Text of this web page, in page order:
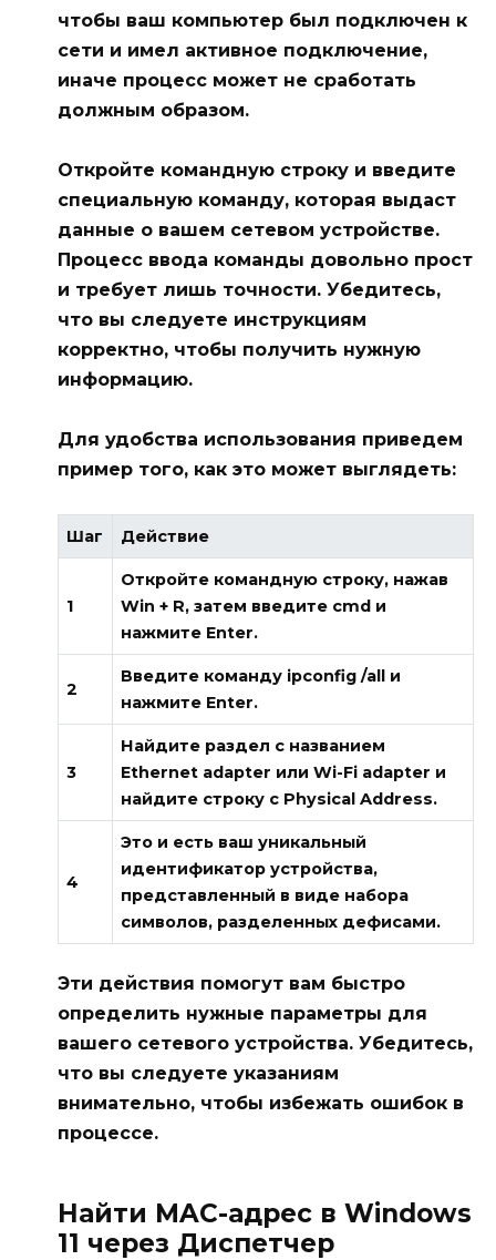
чтобы ваш компьютер был подключен к
сети и имел активное подключение,
иначе процесс может не сработать
должным образом.
Откройте командную строку и введите
специальную команду, которая выдаст
данные о вашем сетевом устройстве.
Процесс ввода команды довольно прост
и требует лишь точности. Убедитесь,
что вы следуете инструкциям
корректно, чтобы получить нужную
информацию.
Для удобства использования приведем
пример того, как это может выглядеть:
Шаг Действие
1
Откройте командную строку, нажав
Win + R, затем введите cmd и
нажмите Enter.
2
Введите команду ipconfig /all
и
нажмите Enter.
3
Найдите раздел с названием
Ethernet adapter илиWi-Fi adapter и
найдите строку с Physical Address.
4
Это и есть ваш уникальный
идентификатор устройства,
представленный в виде набора
символов, разделенных дефисами.
Эти действия помогут вам быстро
определить нужные параметры для
вашего сетевого устройства. Убедитесь,
что вы следуете указаниям
внимательно, чтобы избежать ошибок в
процессе.
Найти MAC-адрес в Windows
11 через Диспетчер